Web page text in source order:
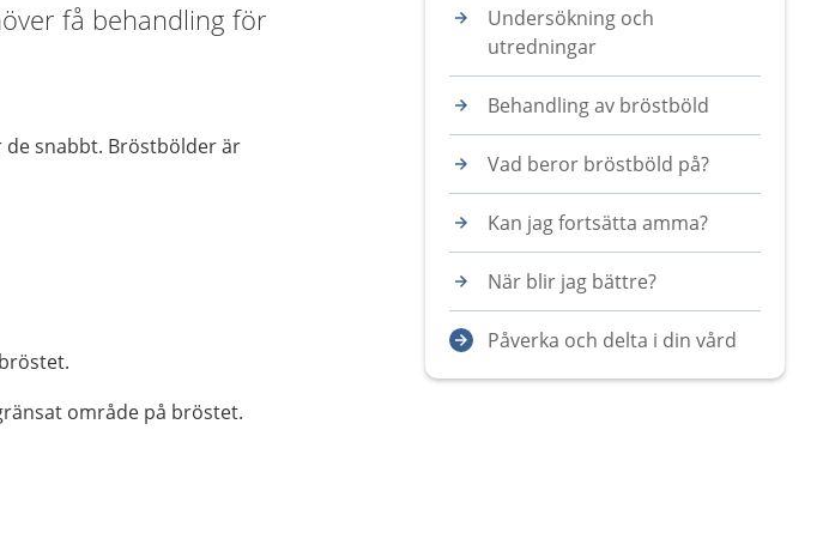
få behandling för
de snabbt. Bröstbölder är
område på bröstet.
Undersökning och
utredningar
Behandling av bröstböld
Vad beror bröstböld på?
Kan jag fortsätta amma?
När blir jag bättre?
Påverka och delta i din vård